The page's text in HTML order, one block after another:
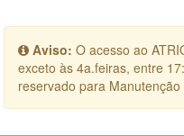
Aviso: O acesso ao
exceto às 4a.feiras, entre
reservado para Manutenção